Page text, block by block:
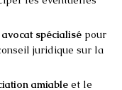
avocat spécialisé pour
juridique sur la
amiable et le